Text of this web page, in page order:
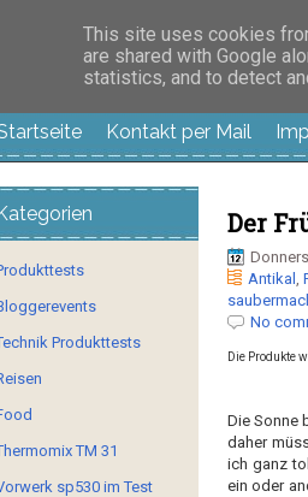
Manus
Kontakt per Mail
Der
Antikal ,
No
Die Produkte
Die Sonne
daher
ich ganz
ein oder
Produkttests
TM 31
sp530 im Test
This site uses cookies
are shared with Google
statistics, and to detect